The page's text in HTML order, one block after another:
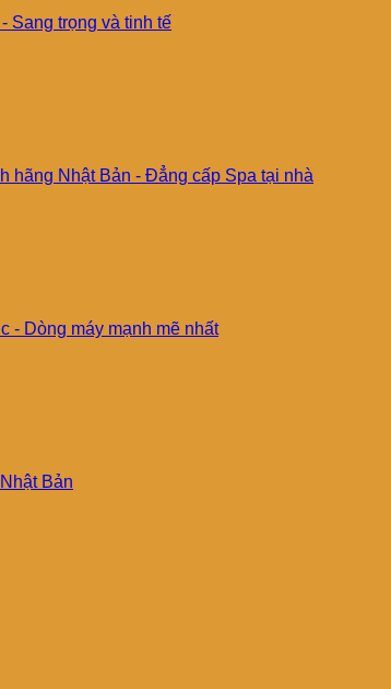
Sang trọng và tinh tế
hãng Nhật Bản - Đẳng cấp Spa tại nhà
- Dòng máy mạnh mẽ nhất
Bản